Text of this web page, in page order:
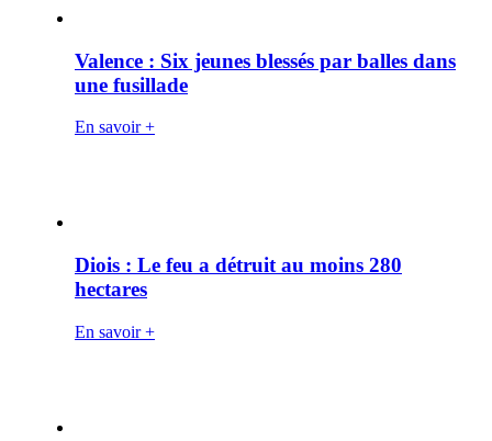
Valence : Six jeunes blessés par balles dans
une fusillade
En savoir +
Diois : Le feu a détruit au moins 280
hectares
En savoir +